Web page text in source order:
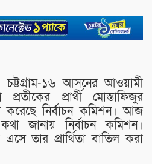
চট্টগ্রাম-১৬ আসনের আওয়ামী
প্রার্থী মোস্তাফিজুর
করেছে নির্বাচন কমিশন। আজ
জানায় নির্বাচন কমিশন।
তার প্রার্থিতা বাতিল করা